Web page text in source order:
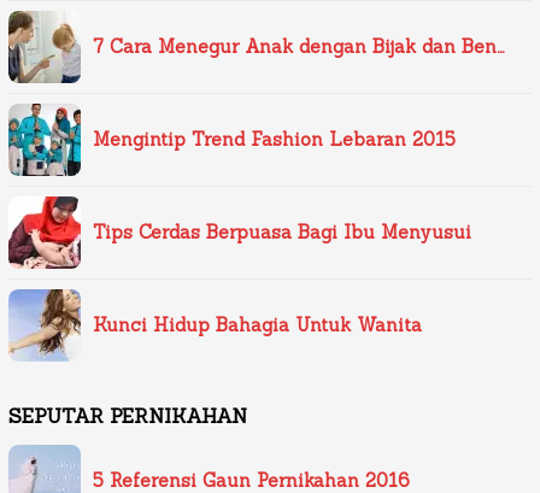
7 Cara Menegur Anak dengan Bijak dan Ben…
Mengintip Trend Fashion Lebaran 2015
Tips Cerdas Berpuasa Bagi Ibu Menyusui
Kunci Hidup Bahagia Untuk Wanita
SEPUTAR PERNIKAHAN
5 Referensi Gaun Pernikahan 2016